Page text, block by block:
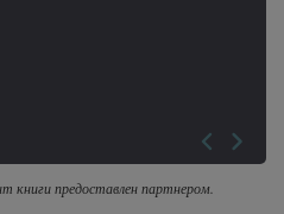
книги предоставлен партнером.